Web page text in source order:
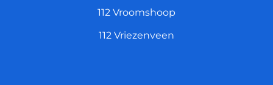
112 Vroomshoop
112 Vriezenveen